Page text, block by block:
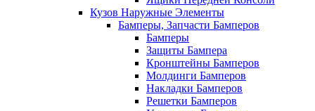
Кузов Наружные Элементы
Бамперы, Запчасти Бамперов
Бамперы
Защиты Бампера
Кронштейны Бамперов
Молдинги Бамперов
Накладки Бамперов
Решетки Бамперов